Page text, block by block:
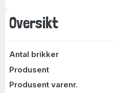
Oversikt
Antal brikker
Produsent
Produsent varenr.